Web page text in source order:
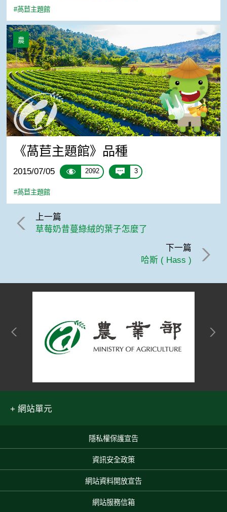
#萵苣主題館
《萵苣主題館》品種
農
《萵苣主題館》品種
2015/07/05 2092 3
#萵苣主題館
上一篇
草莓奶昔蔓綠絨的葉子怎麼了
下一篇
哈斯 ( Hass )
網站單元
隱私權保護宣告
資訊安全政策
網站資料開放宣告
網站服務信箱